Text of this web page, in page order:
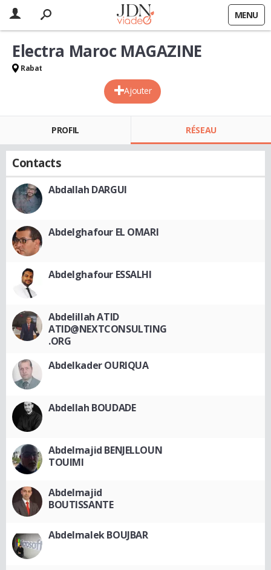
MENU
Ajouter
Electra Maroc MAGAZINE
Rabat
PROFIL RÉSEAU
Contacts
Abdallah DARGUI
Abdelghafour EL OMARI
Abdelghafour ESSALHI
Abdelillah ATID
ATID@NEXTCONSULTING
.ORG
Abdelkader OURIQUA
Abdellah BOUDADE
Abdelmajid BENJELLOUN
TOUIMI
Abdelmajid
BOUTISSANTE
Abdelmalek BOUJBAR